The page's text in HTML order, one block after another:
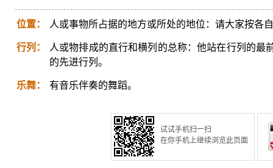
位置： 人或事物所占据的地方或所处的地位：请大家按各
行列：
人或物排成的直行和横列的总称：他站在行列的
的先进行列。
乐舞： 有音乐伴奏的舞蹈。
试试手机扫一扫
在你手机上继续浏览此页面